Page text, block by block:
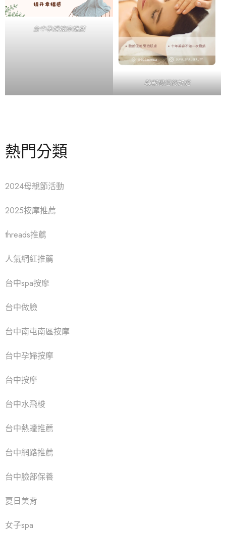
台中孕婦按摩推薦
臉部撥經的好處
熱門分類
2024母親節活動
2025按摩推薦
threads推薦
人氣網紅推薦
台中spa按摩
台中做臉
台中南屯南區按摩
台中孕婦按摩
台中按摩
台中水飛梭
台中熱蠟推薦
台中網路推薦
台中臉部保養
夏日美背
女子spa